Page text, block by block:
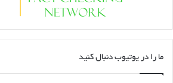
ما را در یوتیوب دنبال کنید